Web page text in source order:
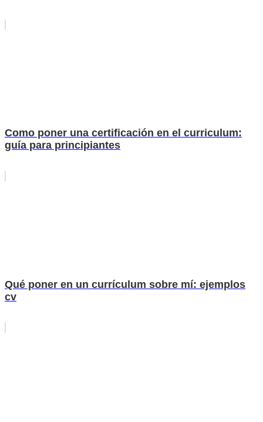
Como poner una certificación en el curriculum:
guía para principiantes
Qué poner en un currículum sobre mí: ejemplos
cv